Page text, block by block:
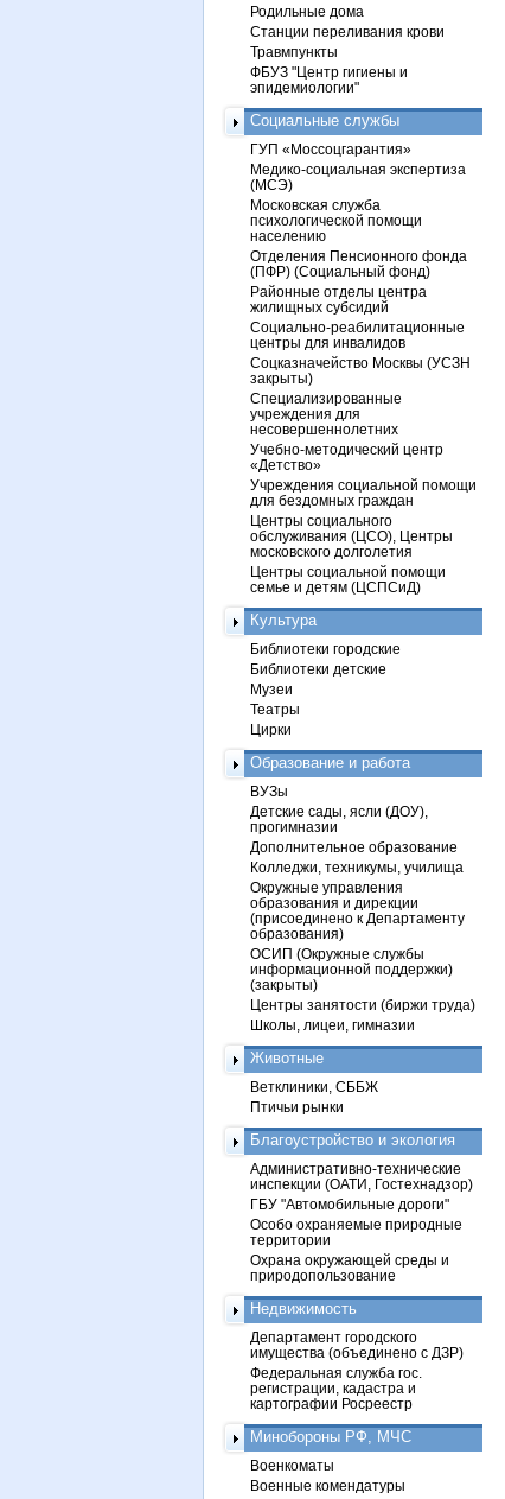
Родильные дома
Станции переливания крови
Травмпункты
ФБУЗ "Центр гигиены и
эпидемиологии"
Социальные службы
ГУП «Моссоцгарантия»
Медико-социальная экспертиза
(МСЭ)
Московская служба
психологической помощи
населению
Отделения Пенсионного фонда
(ПФР) (Социальный фонд)
Районные отделы центра
жилищных субсидий
Социально-реабилитационные
центры для инвалидов
Соцказначейство Москвы (УСЗН
закрыты)
Специализированные
учреждения для
несовершеннолетних
Учебно-методический центр
«Детство»
Учреждения социальной помощи
для бездомных граждан
Центры социального
обслуживания (ЦСО), Центры
московского долголетия
Центры социальной помощи
семье и детям (ЦСПСиД)
Культура
Библиотеки городские
Библиотеки детские
Музеи
Театры
Цирки
Образование и работа
ВУЗы
Детские сады, ясли (ДОУ),
прогимназии
Дополнительное образование
Колледжи, техникумы, училища
Окружные управления
образования и дирекции
(присоединено к Департаменту
образования)
ОСИП (Окружные службы
информационной поддержки)
(закрыты)
Центры занятости (биржи труда)
Школы, лицеи, гимназии
Животные
Ветклиники, СББЖ
Птичьи рынки
Благоустройство и экология
Административно-технические
инспекции (ОАТИ, Гостехнадзор)
ГБУ "Автомобильные дороги"
Особо охраняемые природные
территории
Охрана окружающей среды и
природопользование
Недвижимость
Департамент городского
имущества (объединено с ДЗР)
Федеральная служба гос.
регистрации, кадастра и
картографии Росреестр
Минобороны РФ, МЧС
Военкоматы
Военные комендатуры